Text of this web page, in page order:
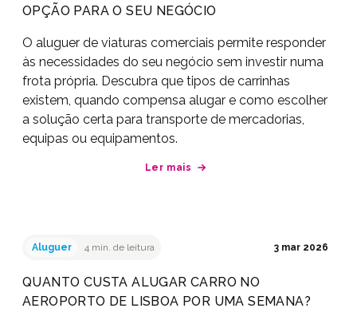
OPÇÃO PARA O SEU NEGÓCIO
O aluguer de viaturas comerciais permite responder
às necessidades do seu negócio sem investir numa
frota própria. Descubra que tipos de carrinhas
existem, quando compensa alugar e como escolher
a solução certa para transporte de mercadorias,
equipas ou equipamentos.
Ler mais
Aluguer 4 min. de leitura 3 mar 2026
QUANTO CUSTA ALUGAR CARRO NO
AEROPORTO DE LISBOA POR UMA SEMANA?